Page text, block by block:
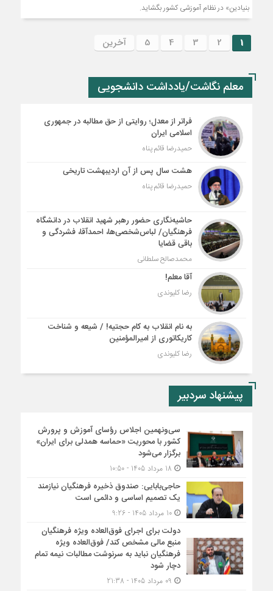
بنیادین» در نظام آموزشی کشور بگشاید.
1
2
3
4
5 آخرین
معلم نگاشت/یادداشت دانشجویی
فراتر از معدل؛ روایتی از حق مطالبه در جمهوری
اسلامی ایران
حمیدرضا قائم پناه
هشت سال پس از آن اردیبهشت تاریخی
حمیدرضا قائم پناه
حاشیه‌نگاری حضور رهبر شهید انقلاب در دانشگاه
فرهنگیان/ لباس‌شخصی‌ها، احمدآقا، فشردگی و
باقی قضایا
محمدصالح سلطانی
آقا معلم!
رضا کلیوندی
به نام انقلاب به کام حجتیه! / شیعه و شناخت
کاریکاتوری از امیرالمؤمنین
رضا کلیوندی
پیشنهاد سردبیر
سی‌ونهمین اجلاس رؤسای آموزش و پرورش
کشور با محوریت «حماسه همدلی برای ایران»
برگزار می‌شود
حاجی‌بابایی: صندوق ذخیره فرهنگیان نیازمند
یک تصمیم اساسی و دائمی است
10 مرداد 1405 - 9:26
دولت برای اجرای فوق‌العاده ویژه فرهنگیان
منبع مالی مشخص کند/ فوق‌العاده ویژه
فرهنگیان نباید به سرنوشت مطالبات نیمه‌ تمام
دچار شود